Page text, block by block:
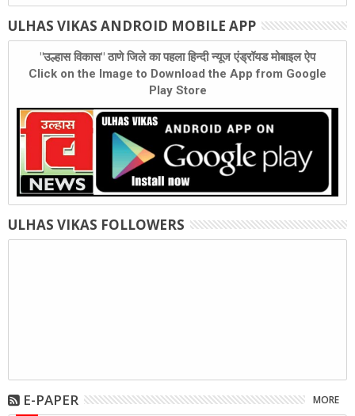
ULHAS VIKAS ANDROID MOBILE APP
"उल्हास विकास" ठाणे जिले का पहला हिन्दी न्यूज एंड्रॉयड मोबाइल ऐप
Click on the Image to Download the App from Google
Play Store
ULHAS VIKAS FOLLOWERS
E-PAPER MORE